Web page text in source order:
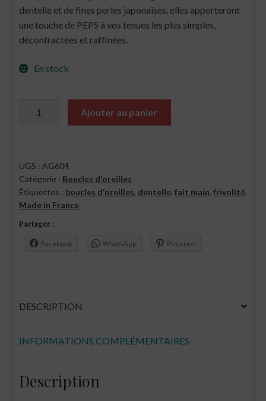
dentelle et de fines perles japonaises, elles apporteront
une touche de PEPS à vos tenues les plus simples,
décontractées et raffinées.
En stock
Ajouter au panier
UGS : AG604
Catégorie : Boucles d'oreilles
Étiquettes : boucles d'oreilles, dentelle, fait main, frivolité,
Made in France
Partager :
Facebook WhatsApp Pinterest
DESCRIPTION
INFORMATIONS COMPLÉMENTAIRES
Description